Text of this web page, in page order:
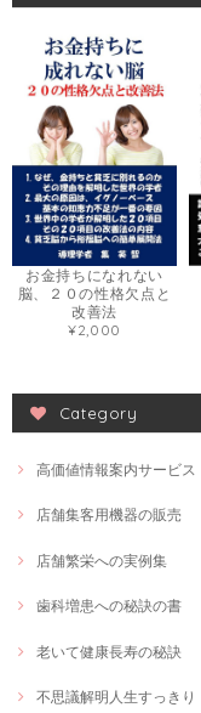
お金持ちになれない
脳、２０の性格欠点と
改善法
¥2,000
Category
高価値情報案内サービス
店舗集客用機器の販売
店舗繁栄への実例集
歯科増患への秘訣の書
老いて健康長寿の秘訣
不思議解明人生すっきり